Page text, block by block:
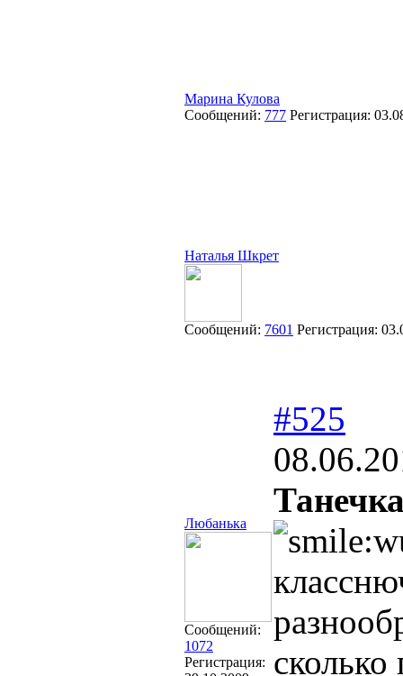
Марина Кулова
Сообщений: 777 Регистрация:
Наталья Шкрет
Сообщений: 7601 Регистрация:
Любанька
Сообщений:
1072
Регистрация:
#525